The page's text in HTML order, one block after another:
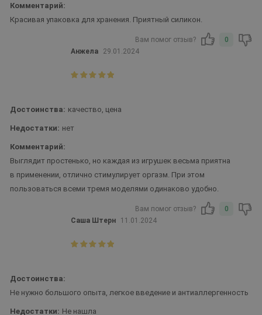
Комментарий:
Красивая упаковка для хранения. Приятный силикон.
Вам помог отзыв?
0
Анжела
29.01.2024
Достоинства: качество, цена
Недостатки: нет
Комментарий:
Выглядит простенько, но каждая из игрушек весьма приятна
в применении, отлично стимулирует оргазм. При этом
пользоваться всеми тремя моделями одинаково удобно.
Вам помог отзыв?
0
Саша Штерн
11.01.2024
Достоинства:
Не нужно большого опыта, легкое введение и антиаллергенность
Недостатки: Не нашла